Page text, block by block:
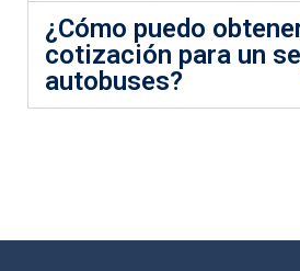
¿Cómo puedo
cotización para un
autobuses?